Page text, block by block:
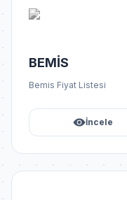
BEMİS
Bemis Fiyat Listesi
İncele